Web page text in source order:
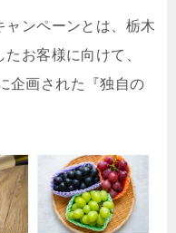
ンペーンとは、栃木
お客様に向けて、
企画された『独自の